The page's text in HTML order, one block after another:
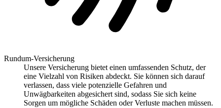
Rundum-Versicherung
Unsere Versicherung bietet einen umfassenden Schutz, der
eine Vielzahl von Risiken abdeckt. Sie können sich darauf
verlassen, dass viele potenzielle Gefahren und
Unwägbarkeiten abgesichert sind, sodass Sie sich keine
Sorgen um mögliche Schäden oder Verluste machen müssen.